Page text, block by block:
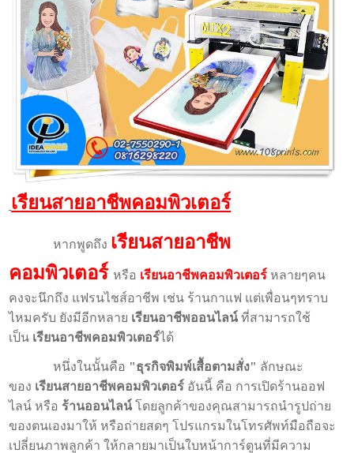
เรียนสายอาชีพคอมพิวเตอร์
หากพูดถึง เรียนสายอาชีพ
คอมพิวเตอร์ หรือ เรียนอาชีพคอมพิวเตอร์ หลายๆคน
คงจะนึกถึง แฟรนไชส์อาชีพ เช่น ร้านกาแฟ แต่เพื่อนๆทราบ
ไหมครับ ยังมีอีกหลาย เรียนอาชีพออนไลน์ ที่สามารถใช้
เป็น เรียนอาชีพคอมพิวเตอร์ได้
หนึ่งในนั้นคือ "ธุรกิจพิมพ์เสื้อตามสั่ง" ลักษณะ
ของ เรียนสายอาชีพคอมพิวเตอร์ อันนี้ คือ การเปิดร้านออฟ
ไลน์ หรือ ร้านออนไลน์ โดยลูกค้าของคุณสามารถนำรูปถ่าย
ของตนเองมาให้ หรือถ่ายสดๆ โปรแกรมในโทรศัพท์มือถือจะ
เปลี่ยนภาพลูกค้า ให้กลายมาเป็นใบหน้าการ์ตูนที่มีความ